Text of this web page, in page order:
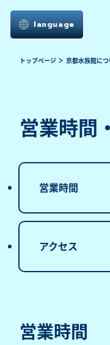
language
トップページ 京都水族館につ
営業時間
営業時間
アクセス
営業時間